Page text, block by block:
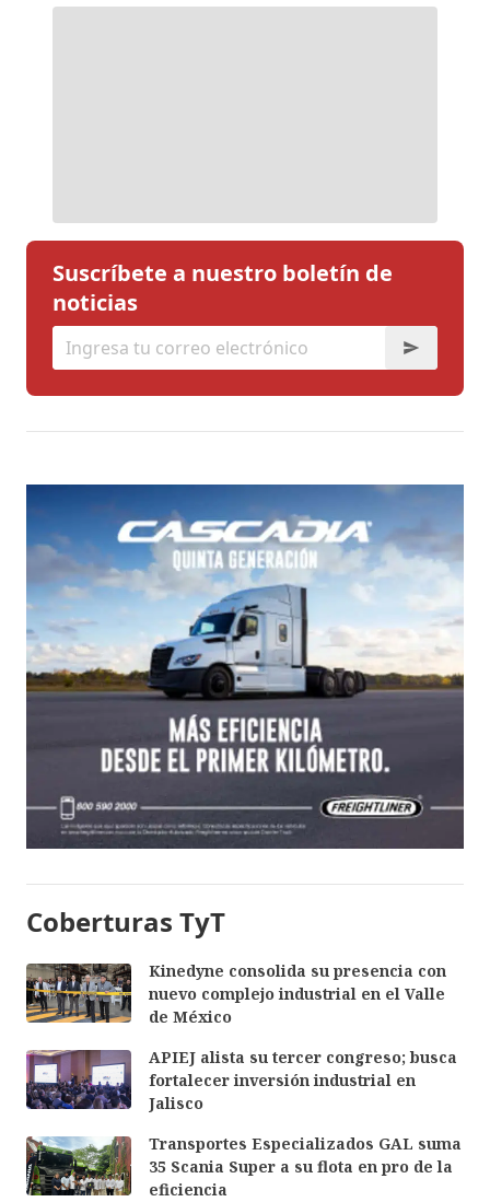
Suscríbete a nuestro boletín de
noticias
Coberturas TyT
Kinedyne consolida su presencia con
nuevo complejo industrial en el Valle
de México
APIEJ alista su tercer congreso; busca
fortalecer inversión industrial en
Jalisco
Transportes Especializados GAL suma
35 Scania Super a su flota en pro de la
eficiencia